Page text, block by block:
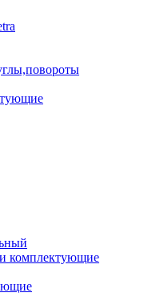
комплектующие